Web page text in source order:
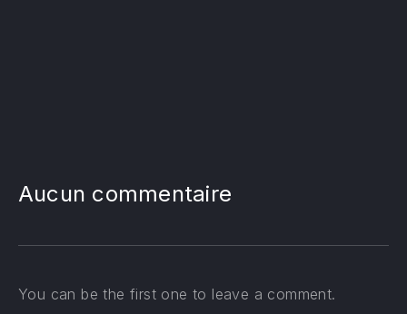
Aucun commentaire
You can be the first one to leave a comment.